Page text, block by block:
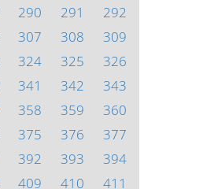
290 291
292
307 308
309
324 325
326
341 342
343
358 359
360
375 376
377
392 393
394
409 410
411